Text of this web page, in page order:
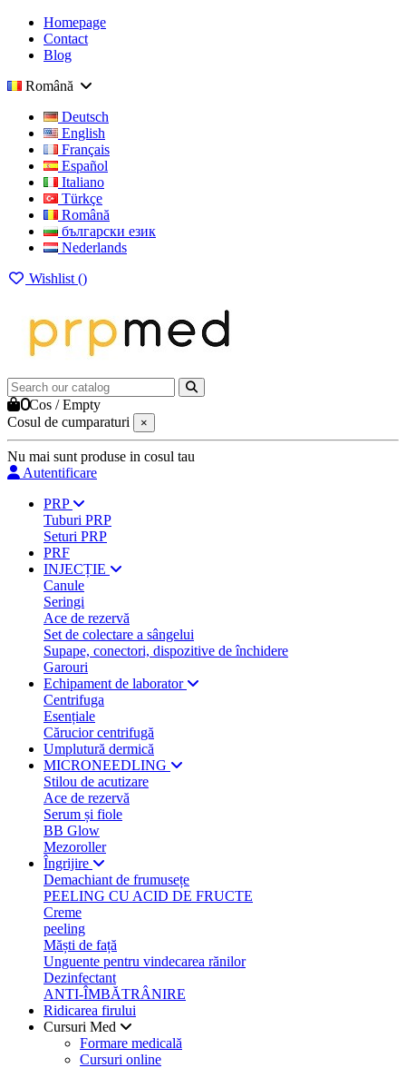
Homepage
Contact
Blog
Română
Deutsch
English
Français
Español
Italiano
Türkçe
Română
български език
Nederlands
Wishlist ()
0Cos /Empty
Cosul de cumparaturi
×
Nu mai sunt produse in cosul tau
Autentificare
PRP
Tuburi PRP
Seturi PRP
PRF
INJECȚIE
Canule
Seringi
Ace de rezervă
Set de colectare a sângelui
Supape, conectori, dispozitive de închidere
Garouri
Echipament de laborator
Centrifuga
Esențiale
Cărucior centrifugă
Umplutură dermică
MICRONEEDLING
Stilou de acutizare
Ace de rezervă
Serum și fiole
BB Glow
Mezoroller
Îngrijire
Demachiant de frumusețe
PEELING CU ACID DE FRUCTE
Creme
peeling
Măști de față
Unguente pentru vindecarea rănilor
Dezinfectant
ANTI-ÎMBĂTRÂNIRE
Ridicarea firului
Cursuri Med
Formare medicală
Cursuri online